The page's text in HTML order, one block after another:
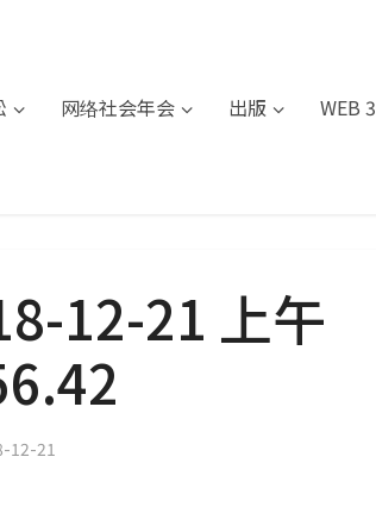
网络社会年会 出版 WEB 3
12-21 上午
12-21